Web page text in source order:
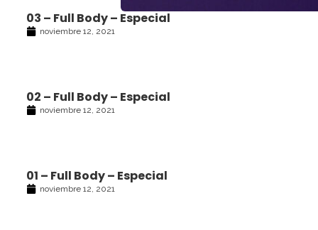
03 – Full Body – Especial
noviembre 12, 2021
02 – Full Body – Especial
noviembre 12, 2021
01 – Full Body – Especial
noviembre 12, 2021